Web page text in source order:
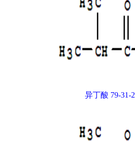
异丁酸 79-31-2